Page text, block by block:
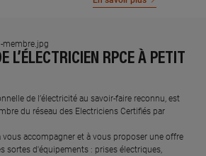
L’ÉLECTRICIEN RPCE À PETIT
de l’électricité au savoir-faire reconnu, est
du réseau des Electriciens Certifiés par
vous accompagner et à vous proposer une offre
sortes d'équipements : prises électriques,